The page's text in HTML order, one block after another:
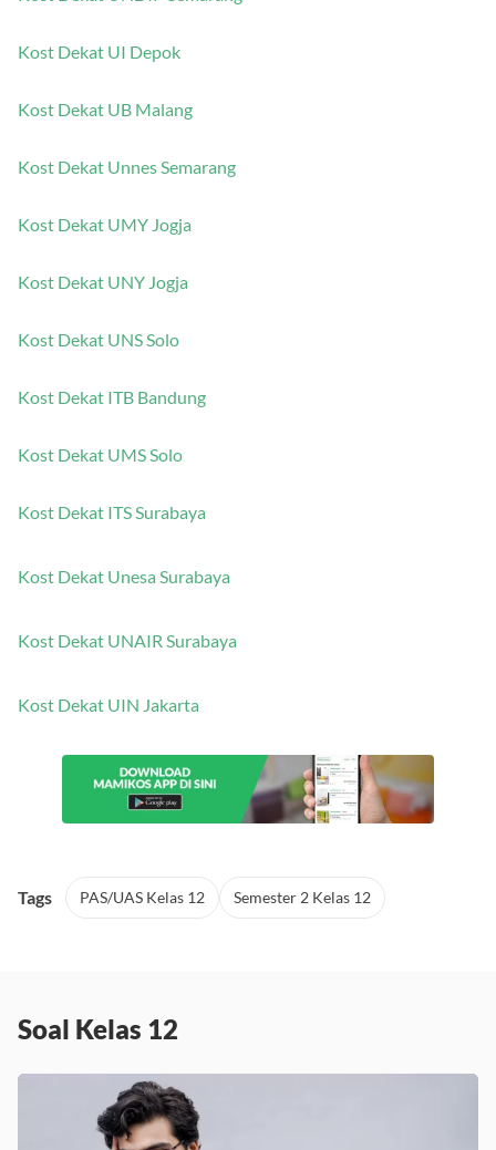
Kost Dekat UI Depok
Kost Dekat UB Malang
Kost Dekat Unnes Semarang
Kost Dekat UMY Jogja
Kost Dekat UNY Jogja
Kost Dekat UNS Solo
Kost Dekat ITB Bandung
Kost Dekat UMS Solo
Kost Dekat ITS Surabaya
Kost Dekat Unesa Surabaya
Kost Dekat UNAIR Surabaya
Kost Dekat UIN Jakarta
Tags PAS/UAS Kelas 12 Semester 2 Kelas 12
Soal Kelas 12